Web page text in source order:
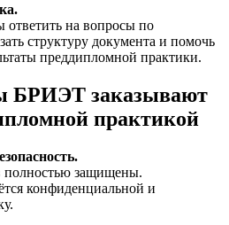
на вопросы по
структуру документа и помочь
преддипломной практики.
БРИЭТ заказывают
практикой
полностью защищены.
конфиденциальной и